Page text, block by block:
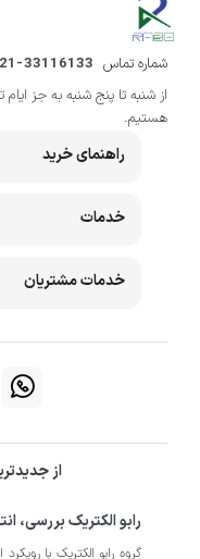
شماره تماس 33116133
هستیم.
راهنمای خرید
خدمات
خدمات مشتریان
از
رابو الکتریک بررسی،
گروه رابو الکتریک با